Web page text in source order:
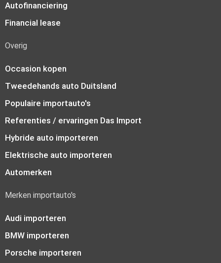
Autofinanciering
Financial lease
Overig
Occasion kopen
Tweedehands auto Duitsland
Populaire importauto's
Referenties / ervaringen Das Import
Hybride auto importeren
Elektrische auto importeren
Automerken
Merken importauto's
Audi importeren
BMW importeren
Porsche importeren